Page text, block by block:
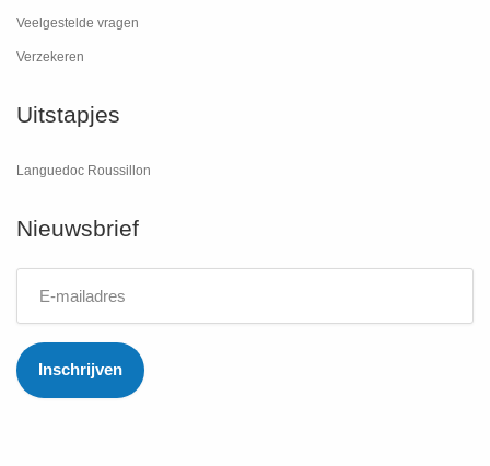
Veelgestelde vragen
Verzekeren
Uitstapjes
Languedoc Roussillon
Nieuwsbrief